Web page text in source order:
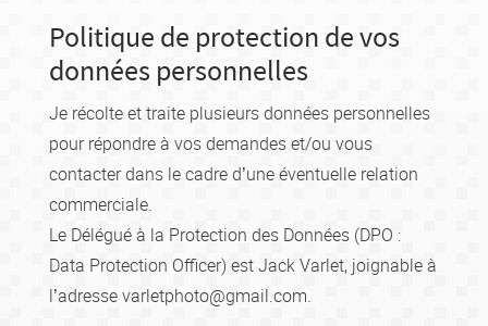
Politique de protection de vos
données personnelles
Je récolte et traite plusieurs données personnelles
pour répondre à vos demandes et/ou vous
contacter dans le cadre d’une éventuelle relation
commerciale.
Le Délégué à la Protection des Données (DPO :
Data Protection Officer) est Jack Varlet, joignable à
l’adresse varletphoto@gmail.com.